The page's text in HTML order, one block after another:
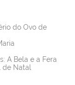
do Ovo de
A Bela e a Fera
de Natal